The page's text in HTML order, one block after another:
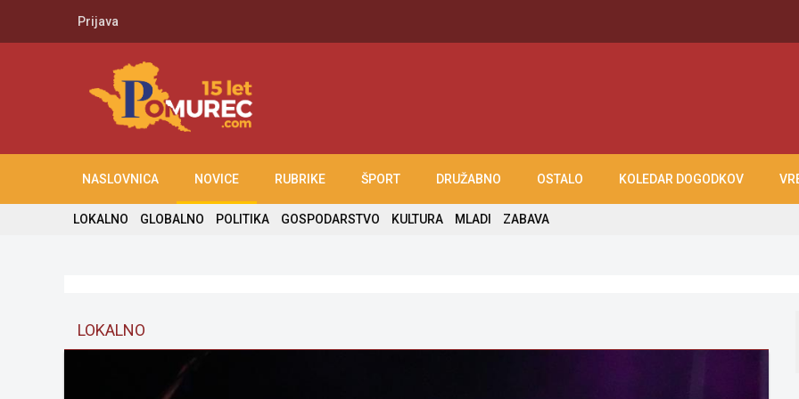
Prijava
NASLOVNICA NOVICE RUBRIKE ŠPORT DRUŽABNO OSTALO KOLEDAR DOGODKOV
LOKALNO GLOBALNO POLITIKA GOSPODARSTVO KULTURA MLADI ZABAVA
LOKALNO